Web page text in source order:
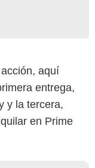
aquí
entrega,
y la tercera,
en Prime